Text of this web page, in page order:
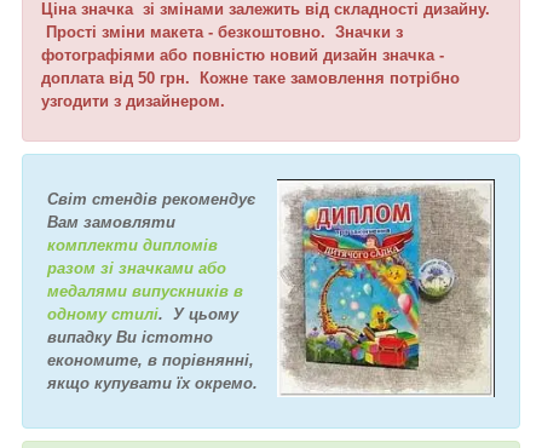
Ціна значка зі змінами залежить від складності дизайну.
Прості зміни макета - безкоштовно. Значки з
фотографіями або повністю новий дизайн значка -
доплата від 50 грн. Кожне таке замовлення потрібно
узгодити з дизайнером.
Світ стендів рекомендує
Вам замовляти
комплекти дипломів
разом зі значками або
медалями випускників в
одному стилі. У цьому
випадку Ви істотно
економите, в порівнянні,
якщо купувати їх окремо.